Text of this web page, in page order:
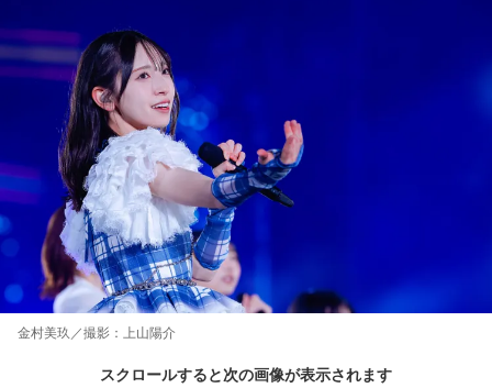
金村美玖／撮影：上山陽介
スクロールすると次の画像が表示されます